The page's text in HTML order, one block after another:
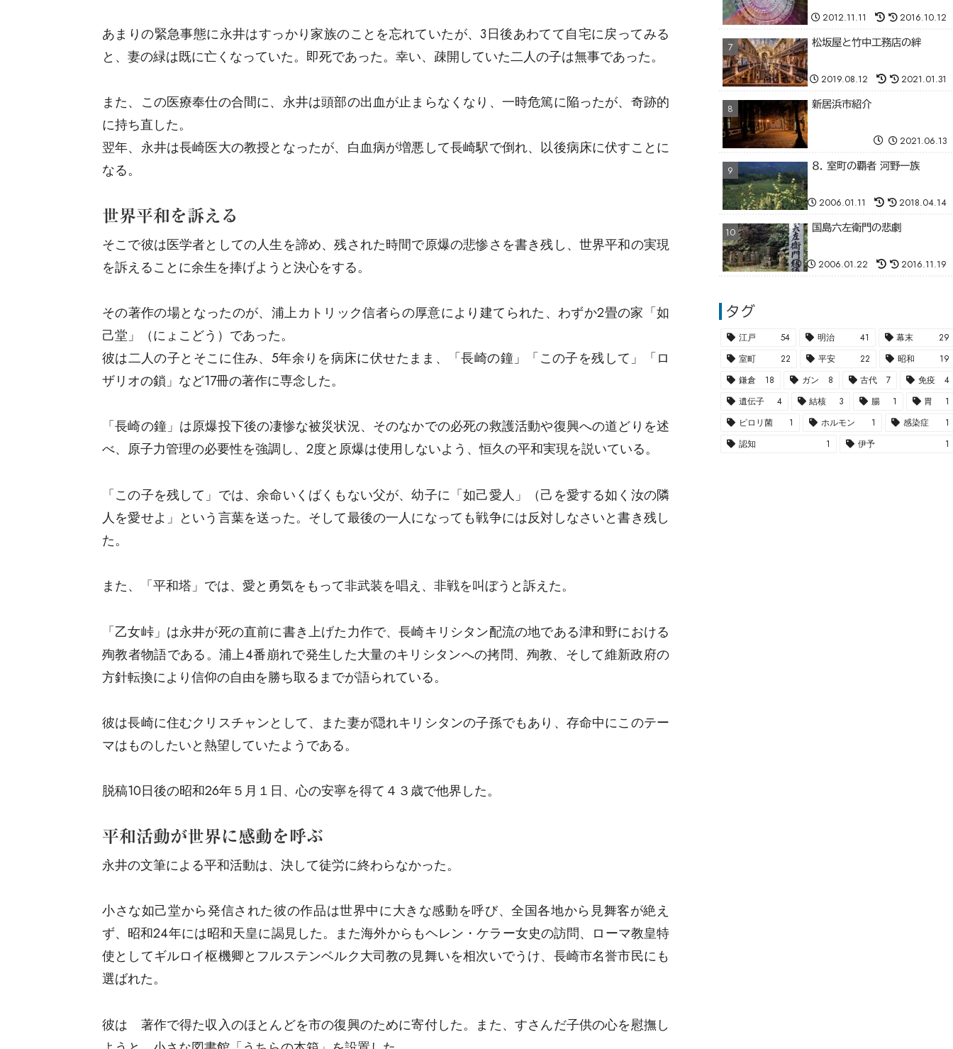
あまりの緊急事態に永井はすっかり家族のことを忘れていたが、3日後あわてて自宅に戻ってみる
と、妻の緑は既に亡くなっていた。即死であった。幸い、疎開していた二人の子は無事であった。
また、この医療奉仕の合間に、永井は頭部の出血が止まらなくなり、一時危篤に陥ったが、奇跡的
に持ち直した。
翌年、永井は長崎医大の教授となったが、白血病が増悪して長崎駅で倒れ、以後病床に伏すことに
なる。
世界平和を訴える
そこで彼は医学者としての人生を諦め、残された時間で原爆の悲惨さを書き残し、世界平和の実現
を訴えることに余生を捧げようと決心をする。
その著作の場となったのが、浦上カトリック信者らの厚意により建てられた、わずか2畳の家「如
己堂」（にょこどう）であった。
彼は二人の子とそこに住み、5年余りを病床に伏せたまま、「長崎の鐘」「この子を残して」「ロ
ザリオの鎖」など17冊の著作に専念した。
「長崎の鐘」は原爆投下後の凄惨な被災状況、そのなかでの必死の救護活動や復興への道どりを述
べ、原子力管理の必要性を強調し、2度と原爆は使用しないよう、恒久の平和実現を説いている。
「この子を残して」では、余命いくばくもない父が、幼子に「如己愛人」（己を愛する如く汝の隣
人を愛せよ」という言葉を送った。そして最後の一人になっても戦争には反対しなさいと書き残し
た。
また、「平和塔」では、愛と勇気をもって非武装を唱え、非戦を叫ぼうと訴えた。
「乙女峠」は永井が死の直前に書き上げた力作で、長崎キリシタン配流の地である津和野における
殉教者物語である。浦上4番崩れで発生した大量のキリシタンへの拷問、殉教、そして維新政府の
方針転換により信仰の自由を勝ち取るまでが語られている。
彼は長崎に住むクリスチャンとして、また妻が隠れキリシタンの子孫でもあり、存命中にこのテー
マはものしたいと熱望していたようである。
脱稿10日後の昭和26年５月１日、心の安寧を得て４３歳で他界した。
平和活動が世界に感動を呼ぶ
永井の文筆による平和活動は、決して徒労に終わらなかった。
小さな如己堂から発信された彼の作品は世界中に大きな感動を呼び、全国各地から見舞客が絶え
ず、昭和24年には昭和天皇に謁見した。また海外からもヘレン・ケラー女史の訪問、ローマ教皇特
使としてギルロイ枢機卿とフルステンベルク大司教の見舞いを相次いでうけ、長崎市名誉市民にも
選ばれた。
彼は 著作で得た収入のほとんどを市の復興のために寄付した。また、すさんだ子供の心を慰撫し
2012.11.11 2016.10.12
松坂屋と竹中工務店の絆
2019.08.12 2021.01.31
新居浜市紹介
2021.06.13
8. 室町の覇者 河野一族
2006.01.11 2018.04.14
国島六左衛門の悲劇
2006.01.22 2016.11.19
タグ
江戸 54 明治 41 幕末
29
室町
22 平安 22 昭和
19
鎌倉
18 ガン 8 古代 7 免疫
4
遺伝子
4 結核 3 腸 1 胃
1
ピロリ菌
1 ホルモン 1 感染症
1
認知
1 伊予 1